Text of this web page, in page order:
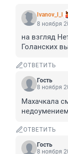
Ivanov_I_I
8 ноября
на взгляд
Голанских
ОТВЕТИТЬ
Гость
8 ноября
Махачкала
ОТВЕТИТЬ
Гость
8 ноября